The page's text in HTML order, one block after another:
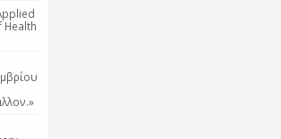
Health